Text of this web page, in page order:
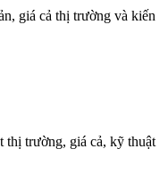
giá cả thị trường và kiến
thị trường, giá cả, kỹ thuật